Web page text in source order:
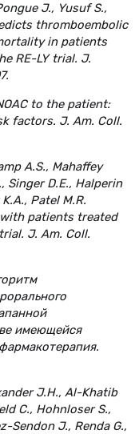
J., Yusuf S.,
thromboembolic
in patients
RE-LY trial. J.
to the patient:
factors. J. Am. Coll.
A.S., Mahaffey
Singer D.E., Halperin
Patel M.R.
patients treated
J. Am. Coll.
имеющейся
J.H., Al-Khatib
C., Hohnloser S.,
Sendon J., Renda G.,